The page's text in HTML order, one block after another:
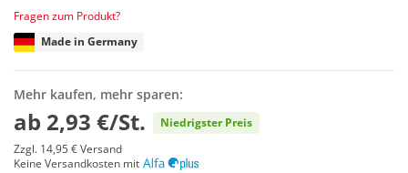
Fragen zum Produkt?
Made in Germany
Mehr kaufen, mehr sparen:
ab 2,93 €/St.
Niedrigster Preis
Zzgl. 14,95 €Versand
Keine Versandkosten mit